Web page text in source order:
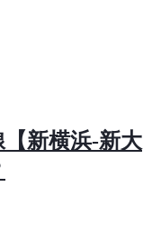
新横浜-新大